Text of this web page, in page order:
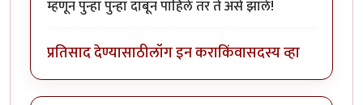
म्हणून पुन्हा पुन्हा दाबून पाहिले तर ते असे झाले!
प्रतिसाद देण्यासाठीलॉग इन कराकिंवासदस्य व्हा